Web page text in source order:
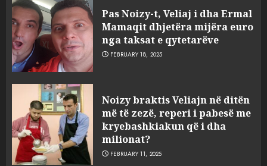
Pas Noizy-t, Veliaj i dha Ermal
Mamaqit dhjetëra mijëra euro
nga taksat e qytetarëve
FEBRUARY 18, 2025
Noizy braktis Veliajn në ditën
më të zezë, reperi i pabesë me
kryebashkiakun që i dha
milionat?
FEBRUARY 11, 2025
3
sulmuan “One Albania”,
ngjarja u fsheh. A u vodhën
serverat?
4
çfarë dënimi kërkon për
Mariela dhe Antonela
Berishën
MARCH 25, 2025